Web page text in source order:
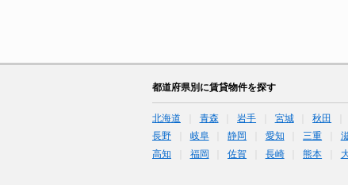
都道府県別に賃貸物件を探す
北海道 青森 岩手 宮城 秋田
長野
岐阜 静岡 愛知 三重
高知
福岡 佐賀 長崎 熊本